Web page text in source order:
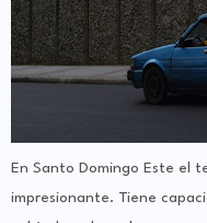
En Santo Domingo Este el
impresionante. Tiene